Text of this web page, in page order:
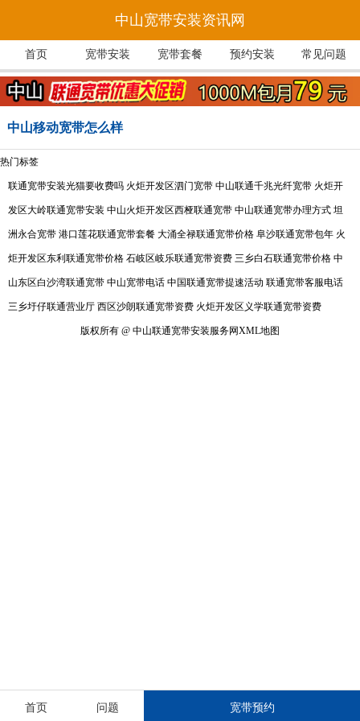
中山宽带安装资讯网
首页 宽带安装 宽带套餐 预约安装 常见问题
中山移动宽带怎么样
热门标签
联通宽带安装光猫要收费吗 火炬开发区泗门宽带 中山联通千兆光纤宽带 火炬开
发区大岭联通宽带安装 中山火炬开发区西桠联通宽带 中山联通宽带办理方式 坦
洲永合宽带 港口莲花联通宽带套餐 大涌全禄联通宽带价格 阜沙联通宽带包年 火
炬开发区东利联通宽带价格 石岐区岐乐联通宽带资费 三乡白石联通宽带价格 中
山东区白沙湾联通宽带 中山宽带电话 中国联通宽带提速活动 联通宽带客服电话
三乡圩仔联通营业厅 西区沙朗联通宽带资费 火炬开发区义学联通宽带资费
版权所有 @ 中山联通宽带安装服务网XML地图
首页 问题 宽带预约